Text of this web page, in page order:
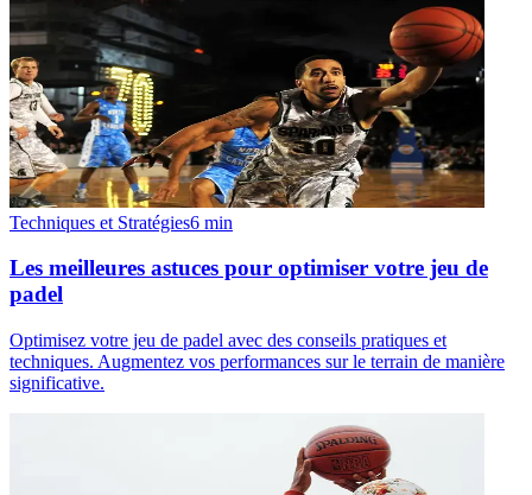
Techniques et Stratégies6 min
Les meilleures astuces pour optimiser votre jeu de
padel
Optimisez votre jeu de padel avec des conseils pratiques et
techniques. Augmentez vos performances sur le terrain de manière
significative.